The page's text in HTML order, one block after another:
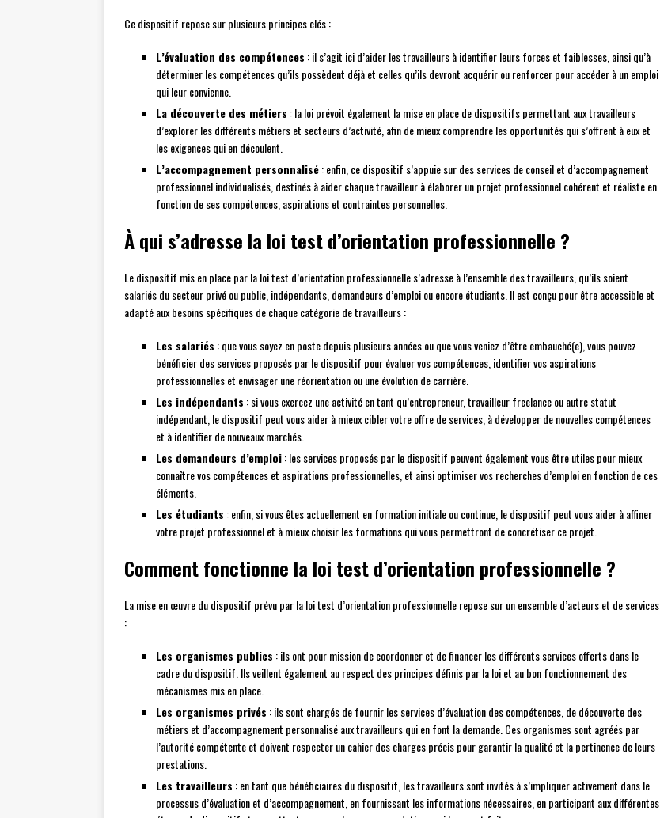
Ce dispositif repose sur plusieurs principes clés :
L’évaluation des compétences : il s’agit ici d’aider les travailleurs à identifier leurs forces et faiblesses, ainsi qu’à
déterminer les compétences qu’ils possèdent déjà et celles qu’ils devront acquérir ou renforcer pour accéder à un emploi
qui leur convienne.
La découverte des métiers : la loi prévoit également la mise en place de dispositifs permettant aux travailleurs
d’explorer les différents métiers et secteurs d’activité, afin de mieux comprendre les opportunités qui s’offrent à eux et
les exigences qui en découlent.
L’accompagnement personnalisé: enfin, ce dispositif s’appuie sur des services de conseil et d’accompagnement
professionnel individualisés, destinés à aider chaque travailleur à élaborer un projet professionnel cohérent et réaliste en
fonction de ses compétences, aspirations et contraintes personnelles.
À qui s’adresse la loi test d’orientation professionnelle ?
Le dispositif mis en place par la loi test d’orientation professionnelle s’adresse à l’ensemble des travailleurs, qu’ils soient
salariés du secteur privé ou public, indépendants, demandeurs d’emploi ou encore étudiants. Il est conçu pour être accessible et
adapté aux besoins spécifiques de chaque catégorie de travailleurs :
Les salariés : que vous soyez en poste depuis plusieurs années ou que vous veniez d’être embauché(e), vous pouvez
bénéficier des services proposés par le dispositif pour évaluer vos compétences, identifier vos aspirations
professionnelles et envisager une réorientation ou une évolution de carrière.
Les indépendants : si vous exercez une activité en tant qu’entrepreneur, travailleur freelance ou autre statut
indépendant, le dispositif peut vous aider à mieux cibler votre offre de services, à développer de nouvelles compétences
et à identifier de nouveaux marchés.
Les demandeurs d’emploi: les services proposés par le dispositif peuvent également vous être utiles pour mieux
connaître vos compétences et aspirations professionnelles, et ainsi optimiser vos recherches d’emploi en fonction de ces
éléments.
Les étudiants : enfin, si vous êtes actuellement en formation initiale ou continue, le dispositif peut vous aider à affiner
votre projet professionnel et à mieux choisir les formations qui vous permettront de concrétiser ce projet.
Comment fonctionne la loi test d’orientation professionnelle ?
La mise en œuvre du dispositif prévu par la loi test d’orientation professionnelle repose sur un ensemble d’acteurs et de services
:
Les organismes publics : ils ont pour mission de coordonner et de financer les différents services offerts dans le
cadre du dispositif. Ils veillent également au respect des principes définis par la loi et au bon fonctionnement des
mécanismes mis en place.
Les organismes privés : ils sont chargés de fournir les services d’évaluation des compétences, de découverte des
métiers et d’accompagnement personnalisé aux travailleurs qui en font la demande. Ces organismes sont agréés par
l’autorité compétente et doivent respecter un cahier des charges précis pour garantir la qualité et la pertinence de leurs
prestations.
Les travailleurs : en tant que bénéficiaires du dispositif, les travailleurs sont invités à s’impliquer activement dans le
processus d’évaluation et d’accompagnement, en fournissant les informations nécessaires, en participant aux différentes